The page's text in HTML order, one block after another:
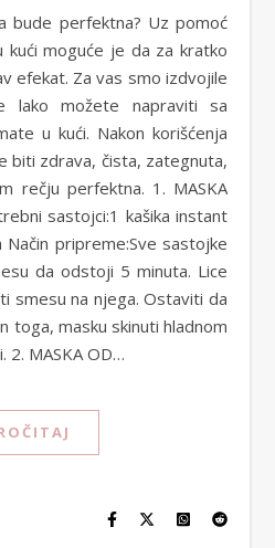
kući moguće je da za kratko
efekat. Za vas smo izdvojile
lako možete napraviti sa
u kući. Nakon korišćenja
biti zdrava, čista, zategnuta,
rečju perfektna. 1. MASKA
sastojci:1 kašika instant
pripreme:Sve sastojke
da odstoji 5 minuta. Lice
smesu na njega. Ostaviti da
toga, masku skinuti hladnom
2. MASKA OD…